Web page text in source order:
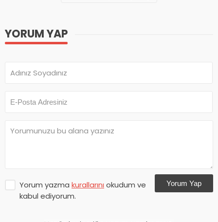
YORUM YAP
Yorum yazma kurallarını okudum ve
kabul ediyorum.
Yorum Yap